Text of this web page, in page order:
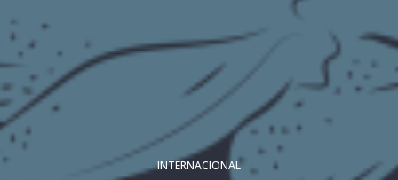
INTERNACIONAL